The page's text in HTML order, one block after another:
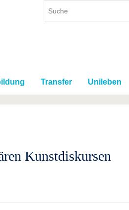
Transfer Unileben
Kunstdiskursen